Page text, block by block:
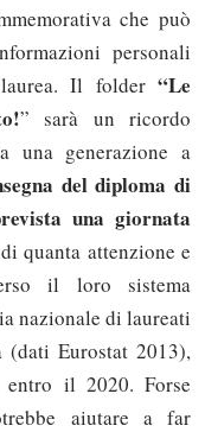
che può
personali
Il folder “Le
” sarà un ricordo
una generazione a
del diploma di
una giornata
quanta attenzione e
il loro sistema
nazionale di laureati
Eurostat 2013),
il 2020. Forse
aiutare a far